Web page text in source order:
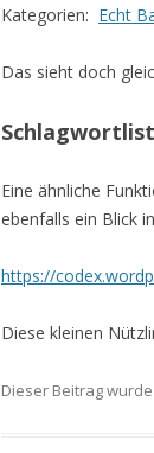
Kategorien: Echt
Das sieht doch
Eine ähnliche
ebenfalls ein Blick
https://
Diese kleinen
Dieser Beitrag